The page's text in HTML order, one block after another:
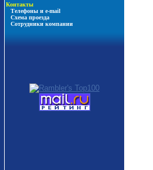
Контакты
Телефоны и e-mail
Схема проезда
Сотрудники компании